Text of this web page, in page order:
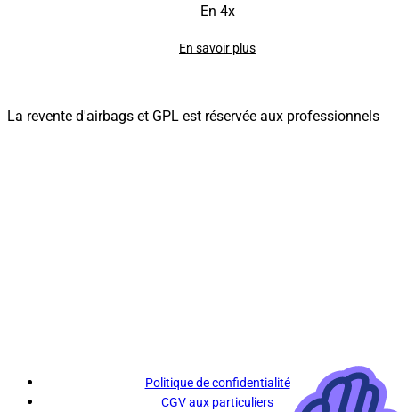
En 4x
En savoir plus
La revente d'airbags et GPL est réservée aux professionnels
Politique de confidentialité
CGV aux particuliers